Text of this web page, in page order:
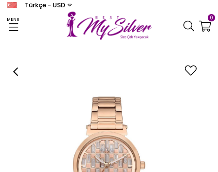
MENU
Türkçe - USD
0
WESSE WESSE KADIN Kadın WWL109802 Kadın Kol Saati